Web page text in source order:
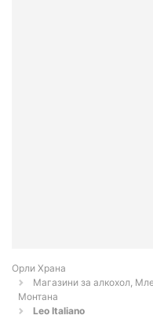
Орли Храна
Магазини за алкохол,
Монтана
Leo Italiano